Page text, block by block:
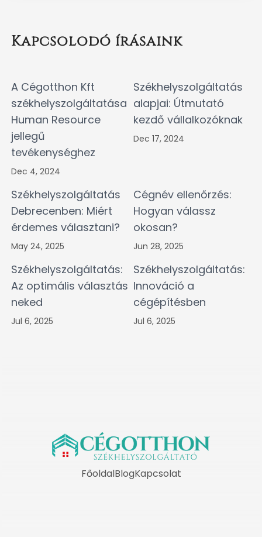
Kapcsolodó írásaink
A Cégotthon Kft
székhelyszolgáltatása
Human Resource
jellegű
tevékenységhez
Dec 4, 2024
Székhelyszolgáltatás
alapjai: Útmutató
kezdő vállalkozóknak
Dec 17, 2024
Székhelyszolgáltatás
Debrecenben: Miért
érdemes választani?
May 24, 2025
Cégnév ellenőrzés:
Hogyan válassz
okosan?
Jun 28, 2025
Székhelyszolgáltatás:
Az optimális választás
neked
Jul 6, 2025
Székhelyszolgáltatás:
Innováció a
cégépítésben
Jul 6, 2025
FőoldalBlogKapcsolat